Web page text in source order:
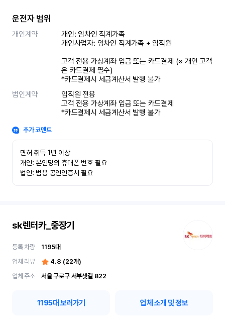
운전자 범위
개인계약
개인: 임차인 직계가족
개인사업자: 임차인 직계가족 + 임직원
고객 전용 가상계좌 입금 또는 카드결제 (※ 개인 고객
은 카드결제 필수)
*카드결제시 세금계산서 발행 불가
법인계약
임직원 전용
고객 전용 가상계좌 입금 또는 카드결제
*카드결제시 세금계산서 발행 불가
추가 코멘트
면허 취득 1년 이상
개인: 본인명의 휴대폰 번호 필요
법인: 범용 공인인증서 필요
sk렌터카_중장기
등록 차량 1195대
업체 리뷰
4.8 (22개)
업체 주소
서울 구로구 서부샛길 822
1195대 보러가기 업체 소개 및 정보